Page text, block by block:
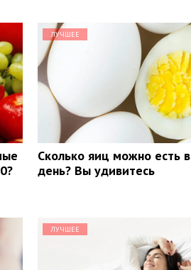
ЛУЧШЕЕ
Сколько яиц можно есть в
день? Вы удивитесь
ЛУЧШЕЕ